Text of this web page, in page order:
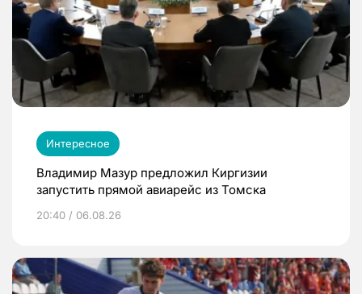
Интересное
Владимир Мазур предложил Киргизии
запустить прямой авиарейс из Томска
20:40 / 06.08.26